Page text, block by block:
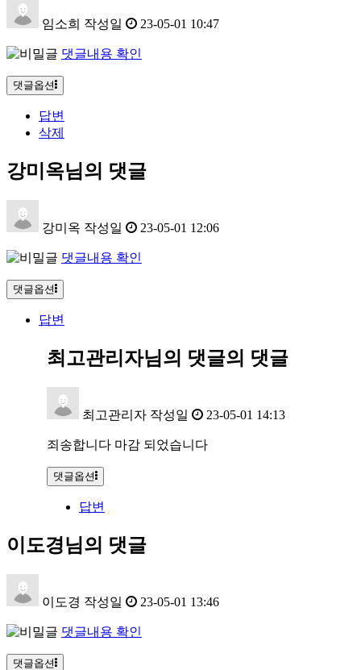
임소희 작성일 23-05-01 10:47
댓글내용 확인
댓글옵션
답변
삭제
강미옥님의 댓글
강미옥 작성일 23-05-01 12:06
댓글내용 확인
댓글옵션
답변
최고관리자님의 댓글의 댓글
최고관리자 작성일 23-05-01 14:13
죄송합니다 마감 되었습니다
댓글옵션
답변
이도경님의 댓글
이도경 작성일 23-05-01 13:46
댓글내용 확인
댓글옵션